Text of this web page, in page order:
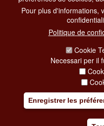
CONTACT
CONTATTA LA
SOCIAL
Pour plus d'informations,
Politique de
Cookie
Necessari per il
Enregistrer les